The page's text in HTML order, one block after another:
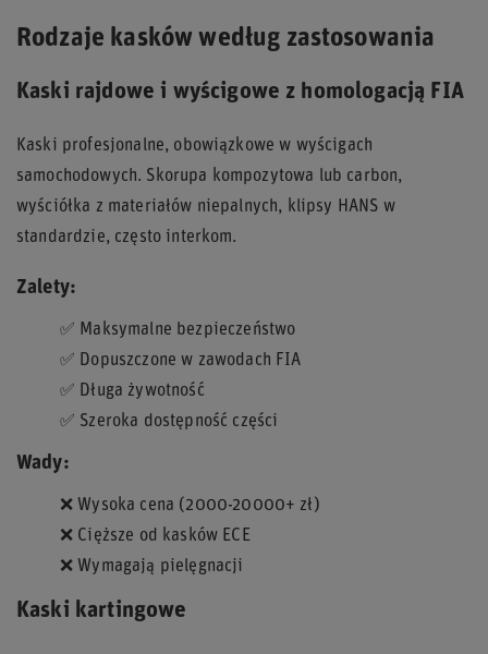
Rodzaje kasków według zastosowania
Kaski rajdowe i wyścigowe z homologacją FIA
Kaski profesjonalne, obowiązkowe w wyścigach
samochodowych. Skorupa kompozytowa lub carbon,
wyściółka z materiałów niepalnych, klipsy HANS w
standardzie, często interkom.
Zalety:
✅ Maksymalne bezpieczeństwo
✅ Dopuszczone w zawodach FIA
✅ Długa żywotność
✅ Szeroka dostępność części
Wady:
❌ Wysoka cena (2000-20000+ zł)
❌ Cięższe od kasków ECE
❌ Wymagają pielęgnacji
Kaski kartingowe